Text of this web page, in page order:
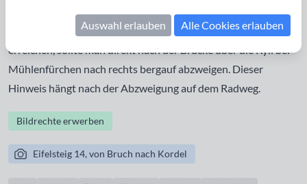
anstelle des ursprünglichen Eifelsteigs ausgewiesen wird.
Um den ursprünglichen Weg, einen schönen Höhenweg, zu
erreichen, sollte man direkt nach der Brücke über die Kyll bei
Mühlenfürchen nach rechts bergauf abzweigen. Dieser
Hinweis hängt nach der Abzweigung auf dem Radweg.
Bildrechte erwerben
Eifelsteig 14, von Bruch nach Kordel
Auswahl erlauben Alle Cookies erlauben